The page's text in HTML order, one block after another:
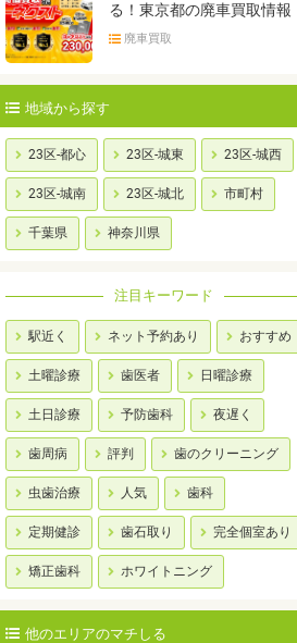
る！東京都の廃車買取情報
廃車買取
地域から探す
23区-都心 23区-城東 23区-城西
23区-城南 23区-城北 市町村
千葉県 神奈川県
注目キーワード
駅近く ネット予約あり おすすめ
土曜診療 歯医者 日曜診療
土日診療 予防歯科 夜遅く
歯周病 評判 歯のクリーニング
虫歯治療 人気 歯科
定期健診 歯石取り 完全個室あり
矯正歯科 ホワイトニング
他のエリアのマチしる